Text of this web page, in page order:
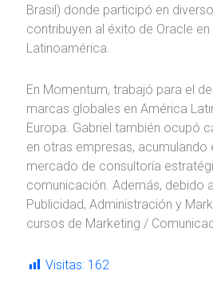
Brasil) donde participó en
contribuyen al éxito de Oracle en
Latinoamérica.
En Momentum, trabajó para el
marcas globales en América
Europa. Gabriel también ocupó
en otras empresas, acumulando
mercado de consultoría
comunicación. Además, debido
Publicidad, Administración y
cursos de Marketing /
Visitas: 162